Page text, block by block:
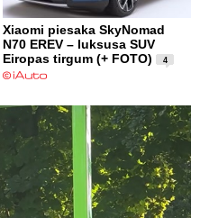
Xiaomi piesaka SkyNomad
N70 EREV – luksusa SUV
Eiropas tirgum (+ FOTO)
4